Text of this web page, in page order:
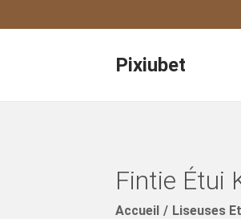
P
R
À
P
R
A
Pixiubet
Fintie Étui
Accueil / Liseuses